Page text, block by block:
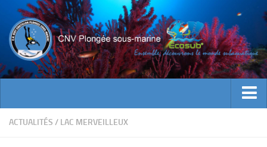
ACTUALITES
ACTUALITÉS / LAC MERVEILLEUX